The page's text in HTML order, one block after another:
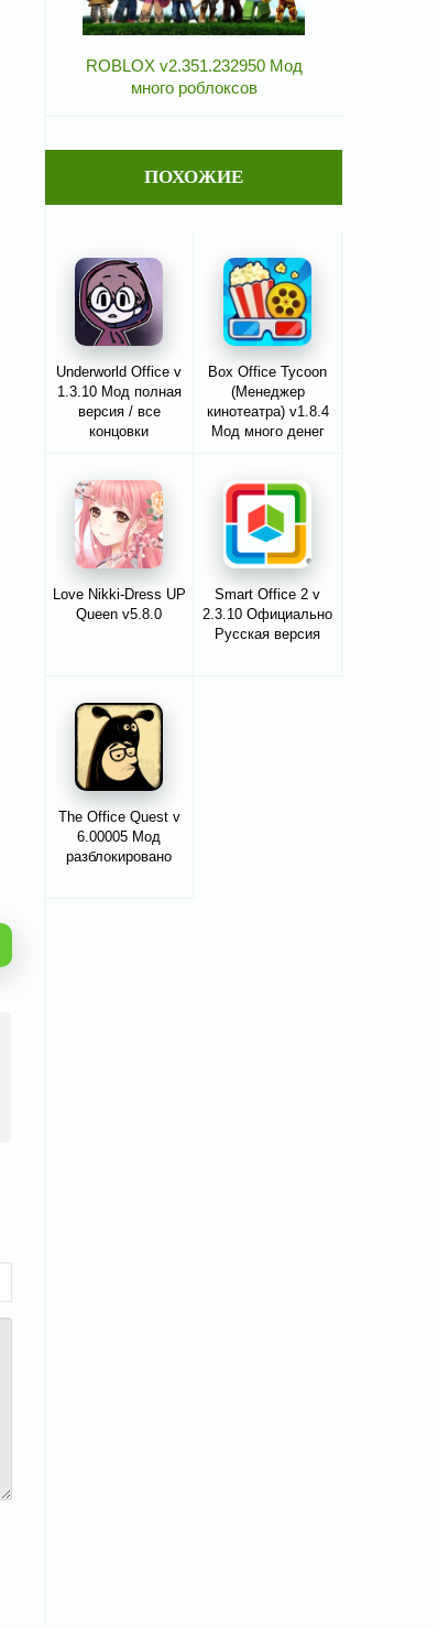
ROBLOX v2.351.232950 Мод
много роблоксов
ПОХОЖИЕ
Underworld Office v
1.3.10 Мод полная
версия / все
концовки
Box Office Tycoon
(Менеджер
кинотеатра) v1.8.4
Мод много денег
Love Nikki-Dress UP
Queen v5.8.0
Smart Office 2 v
2.3.10 Официально
Русская версия
The Office Quest v
6.00005 Мод
разблокировано